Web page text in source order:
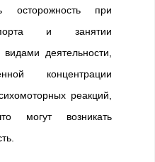
осторожность при
и занятии
деятельности,
концентрации
реакций,
возникать